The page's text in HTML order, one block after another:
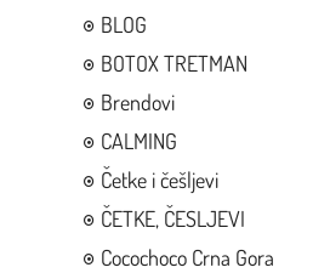
BLOG
BOTOX TRETMAN
Brendovi
CALMING
Četke i češljevi
ČETKE, ČESLJEVI
Cocochoco Crna Gora